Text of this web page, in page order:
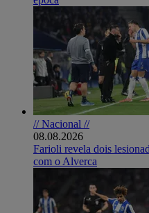
// Nacional //
08.08.2026
Farioli revela dois
com o Alverca